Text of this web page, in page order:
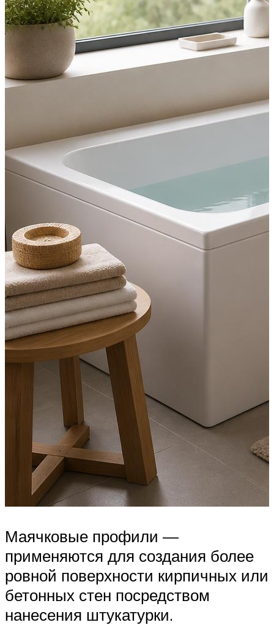
Маячковые профили —
применяются для создания более
ровной поверхности кирпичных или
бетонных стен посредством
нанесения штукатурки.